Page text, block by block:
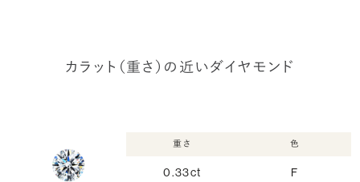
カラット（重さ）の近いダイヤモンド
重さ
0.33ct
色
F